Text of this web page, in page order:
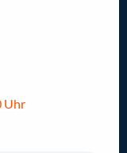
Uhr